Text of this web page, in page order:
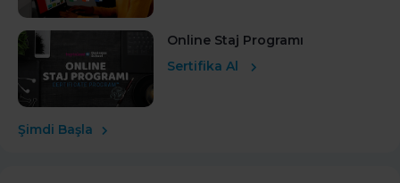
Online Staj Programı
Sertifika Al
Şimdi Başla